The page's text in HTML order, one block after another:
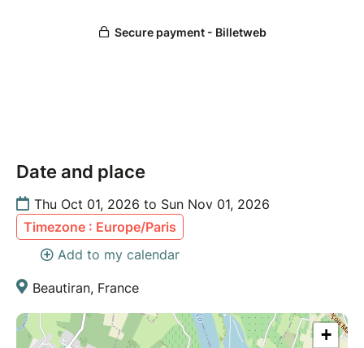
Date and place
Thu Oct 01, 2026 to Sun Nov 01, 2026
Timezone : Europe/Paris
Add to my calendar
Beautiran, France
+